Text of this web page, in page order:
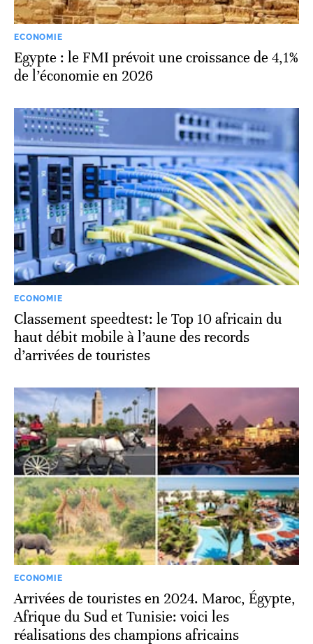
ECONOMIE
Egypte : le FMI prévoit une croissance de 4,1%
de l’économie en 2026
ECONOMIE
Classement speedtest: le Top 10 africain du
haut débit mobile à l’aune des records
d’arrivées de touristes
ECONOMIE
Arrivées de touristes en 2024. Maroc, Égypte,
Afrique du Sud et Tunisie: voici les
réalisations des champions africains